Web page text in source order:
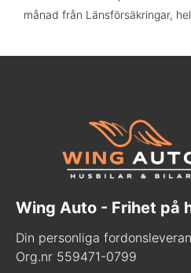
månad från Länsförsäkringar,
Wing Auto - Frihet på
Din personliga
Org.nr 559471-0799